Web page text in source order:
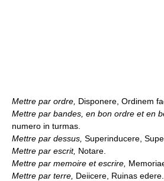
Mettre par ordre, Disponere, Ordinem
Mettre par bandes, en bon ordre et en
numero in turmas.
Mettre par dessus, Superinducere,
Mettre par escrit, Notare.
Mettre par memoire et escrire,
Mettre par terre, Deiicere, Ruinas edere.